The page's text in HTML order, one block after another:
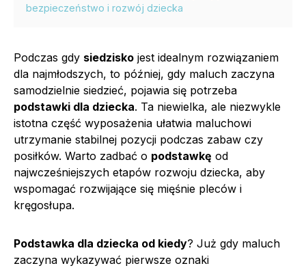
bezpieczeństwo i rozwój dziecka
Podczas gdy siedzisko jest idealnym rozwiązaniem
dla najmłodszych, to później, gdy maluch zaczyna
samodzielnie siedzieć, pojawia się potrzeba
podstawki dla dziecka. Ta niewielka, ale niezwykle
istotna część wyposażenia ułatwia maluchowi
utrzymanie stabilnej pozycji podczas zabaw czy
posiłków. Warto zadbać o podstawkę od
najwcześniejszych etapów rozwoju dziecka, aby
wspomagać rozwijające się mięśnie pleców i
kręgosłupa.
Podstawka dla dziecka od kiedy? Już gdy maluch
zaczyna wykazywać pierwsze oznaki